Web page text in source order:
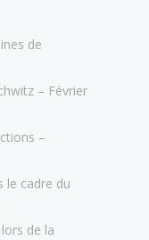
de
– Février
–
le cadre du
de la